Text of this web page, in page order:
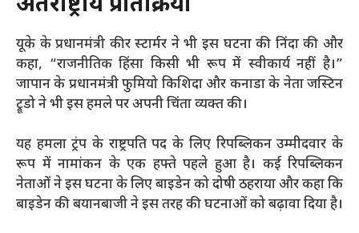
यूके के प्रधानमंत्री कीर स्टार्मर ने भी इस घटना की निंदा की और
कहा, “राजनीतिक हिंसा किसी भी रूप में स्वीकार्य नहीं है।”
जापान के प्रधानमंत्री फुमियो किशिदा और कनाडा के नेता जस्टिन
ट्रूडो ने भी इस हमले पर अपनी चिंता व्यक्त की।
यह हमला ट्रंप के राष्ट्रपति पद के लिए रिपब्लिकन उम्मीदवार के
रूप में नामांकन के एक हफ्ते पहले हुआ है। कई रिपब्लिकन
नेताओं ने इस घटना के लिए बाइडेन को दोषी ठहराया और कहा कि
बाइडेन की बयानबाजी ने इस तरह की घटनाओं को बढ़ावा दिया है।